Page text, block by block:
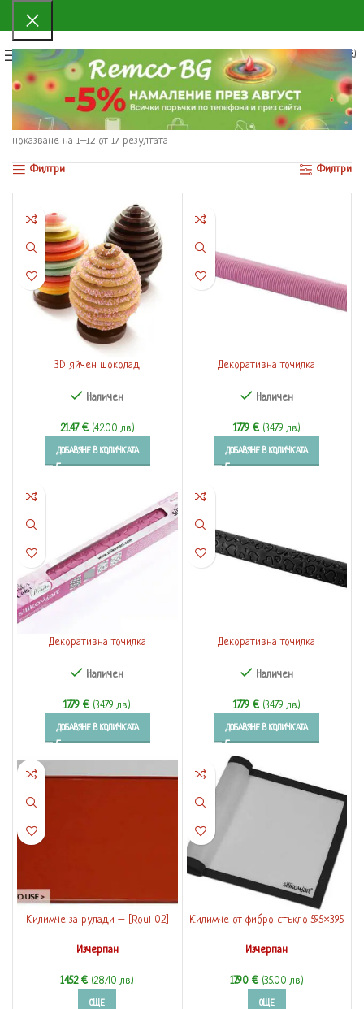
МЕНЮ
0
0.00€ (0.00 ЛВ.)
Начало
Консумативи за сладкарство и печива
Силиконови форми за захарни изделия
Силиконови килимчета
Показване на 1–12 от 17 резултата
Филтри Филтри
3D яйчен шоколад
Наличен
21.47 € (42.00 лв.)
ДОБАВЯНЕ В КОЛИЧКАТА
Декоративна точилка
Наличен
17.79 € (34.79 лв.)
ДОБАВЯНЕ В КОЛИЧКАТА
Декоративна точилка
Наличен
17.79€ (34.79 лв.)
ДОБАВЯНЕ В КОЛИЧКАТА
Декоративна точилка
Наличен
17.79 € (34.79 лв.)
ДОБАВЯНЕ В КОЛИЧКАТА
Килимче за рулади – [Roul 02]
Изчерпан
14.52€ (28.40 лв.)
ОЩЕ
Килимче от фибро стъкло 595×395
Изчерпан
17.90 € (35.00 лв.)
ОЩЕ